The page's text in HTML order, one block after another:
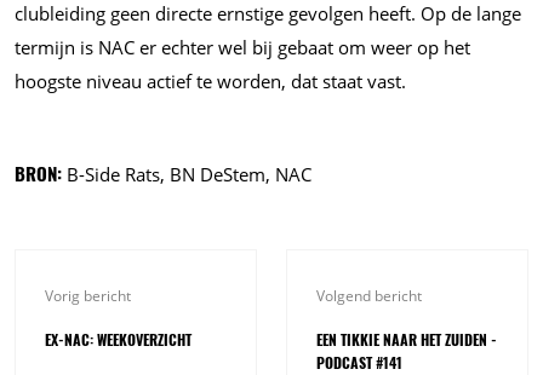
clubleiding geen directe ernstige gevolgen heeft. Op de lange
termijn is NAC er echter wel bij gebaat om weer op het
hoogste niveau actief te worden, dat staat vast.
BRON: B-Side Rats, BN DeStem, NAC
Vorig bericht
EX-NAC: WEEKOVERZICHT
Volgend bericht
EEN TIKKIE NAAR HET ZUIDEN -
PODCAST #141